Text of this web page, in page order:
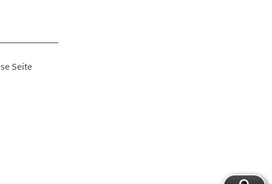
Seite